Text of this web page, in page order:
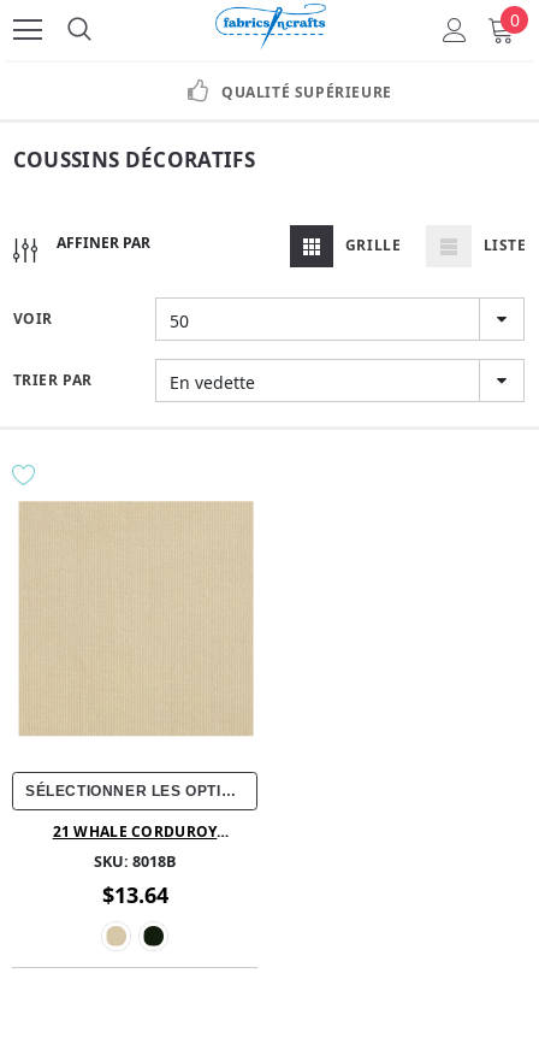
0
QUALITÉ SUPÉRIEURE
COUSSINS DÉCORATIFS
AFFINER PAR GRILLE LISTE
VOIR 50
TRIER PAR En vedette
SÉLECTIONNER LES OPTIONS
21 WHALE CORDUROY
SKU: 8018B
$13.64